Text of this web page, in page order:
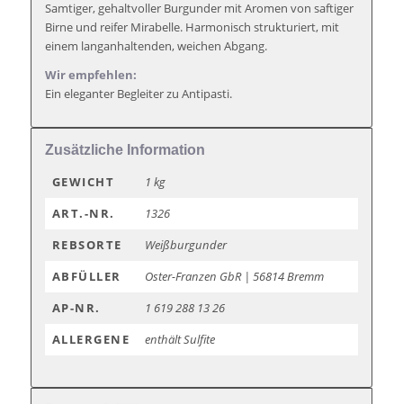
Samtiger, gehaltvoller Burgunder mit Aromen von saftiger
Birne und reifer Mirabelle. Harmonisch strukturiert, mit
einem langanhaltenden, weichen Abgang.
Wir empfehlen:
Ein eleganter Begleiter zu Antipasti.
Zusätzliche Information
GEWICHT
1 kg
ART.-NR.
1326
REBSORTE
Weißburgunder
ABFÜLLER
Oster-Franzen GbR | 56814 Bremm
AP-NR.
1 619 288 13 26
ALLERGENE
enthält Sulfite